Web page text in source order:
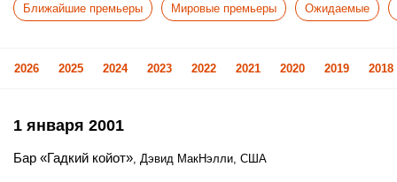
Ближайшие премьеры Мировые премьеры Ожидаемые
2026 2025 2024 2023 2022 2021 2020 2019 2018
1 января 2001
Бар «Гадкий койот», Дэвид МакНэлли, США